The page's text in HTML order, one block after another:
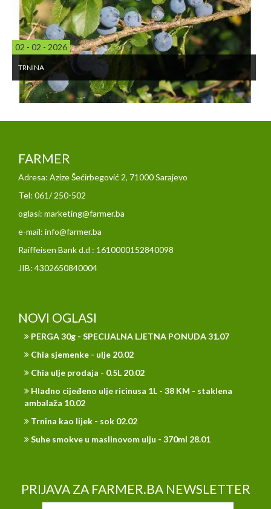
21 - 11 - 2025
PERGA U MEDU UPOTREBA
FARMER
Adresa: Azize Šećirbegović 2, 71000 Sarajevo
Tel: 061/ 250-502
oglasi: marketing@farmer.ba
e-mail: info@farmer.ba
Raiffeisen Bank d.d : 1610000152840098
JIB: 4302650840004
NOVI OGLASI
PERGA 30g - SPECIJALNA LJETNA PONUDA 31.07
Chia sjemenke - ulje 20.02
Chia ulje prodaja - 0.5L 20.02
Hladno cijeđeno ulje ricinusa 1L - 38 KM - staklena
ambalaža 10.02
Trnina kao lijek - sok 02.02
Suhe smokve u maslinovom ulju - 370ml 28.01
PRIJAVA ZA FARMER.BA NEWSLETTER